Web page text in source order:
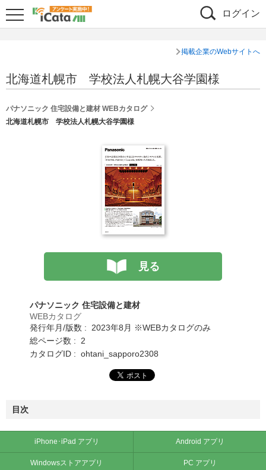
ログイン
掲載企業のWebサイトへ
北海道札幌市 学校法人札幌大谷学園様
パナソニック 住宅設備と建材 WEBカタログ
北海道札幌市 学校法人札幌大谷学園様
見る
パナソニック 住宅設備と建材
WEBカタログ
発行年月/版数 : 2023年8月 ※WEBカタログのみ
総ページ数 : 2
カタログID : ohtani_sapporo2308
目次
iPhone･iPad アプリ Android アプリ
Windowsストアアプリ PC アプリ